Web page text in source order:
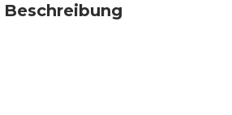
Beschreibung